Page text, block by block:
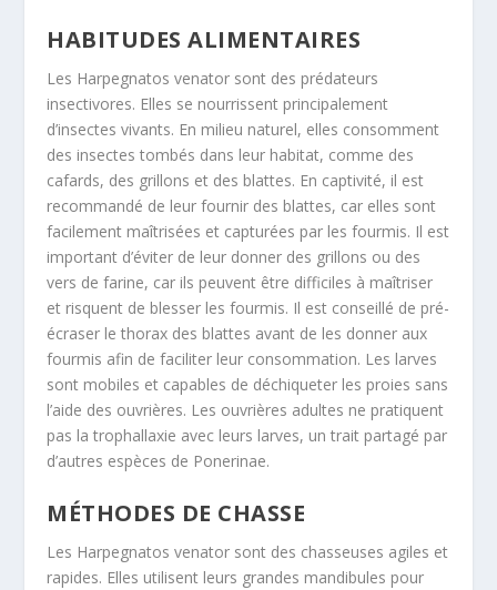
HABITUDES ALIMENTAIRES
Les Harpegnatos venator sont des prédateurs
insectivores. Elles se nourrissent principalement
d’insectes vivants. En milieu naturel, elles consomment
des insectes tombés dans leur habitat, comme des
cafards, des grillons et des blattes. En captivité, il est
recommandé de leur fournir des blattes, car elles sont
facilement maîtrisées et capturées par les fourmis. Il est
important d’éviter de leur donner des grillons ou des
vers de farine, car ils peuvent être difficiles à maîtriser
et risquent de blesser les fourmis. Il est conseillé de pré-
écraser le thorax des blattes avant de les donner aux
fourmis afin de faciliter leur consommation. Les larves
sont mobiles et capables de déchiqueter les proies sans
l’aide des ouvrières. Les ouvrières adultes ne pratiquent
pas la trophallaxie avec leurs larves, un trait partagé par
d’autres espèces de Ponerinae.
MÉTHODES DE CHASSE
Les Harpegnatos venator sont des chasseuses agiles et
rapides. Elles utilisent leurs grandes mandibules pour